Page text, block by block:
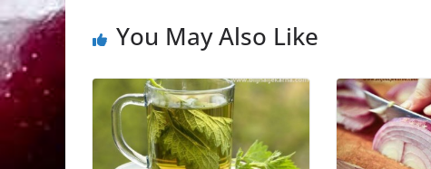
You May Also Like